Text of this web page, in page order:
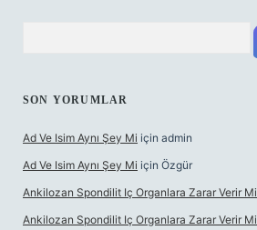
SON YORUMLAR
Ad Ve Isim Aynı Şey Mi için admin
Ad Ve Isim Aynı Şey Mi için Özgür
Ankilozan Spondilit Iç Organlara Zarar Verir Mi
Ankilozan Spondilit Iç Organlara Zarar Verir Mi